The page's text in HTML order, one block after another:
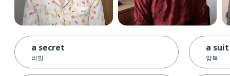
a secret
비밀
a suit
양복